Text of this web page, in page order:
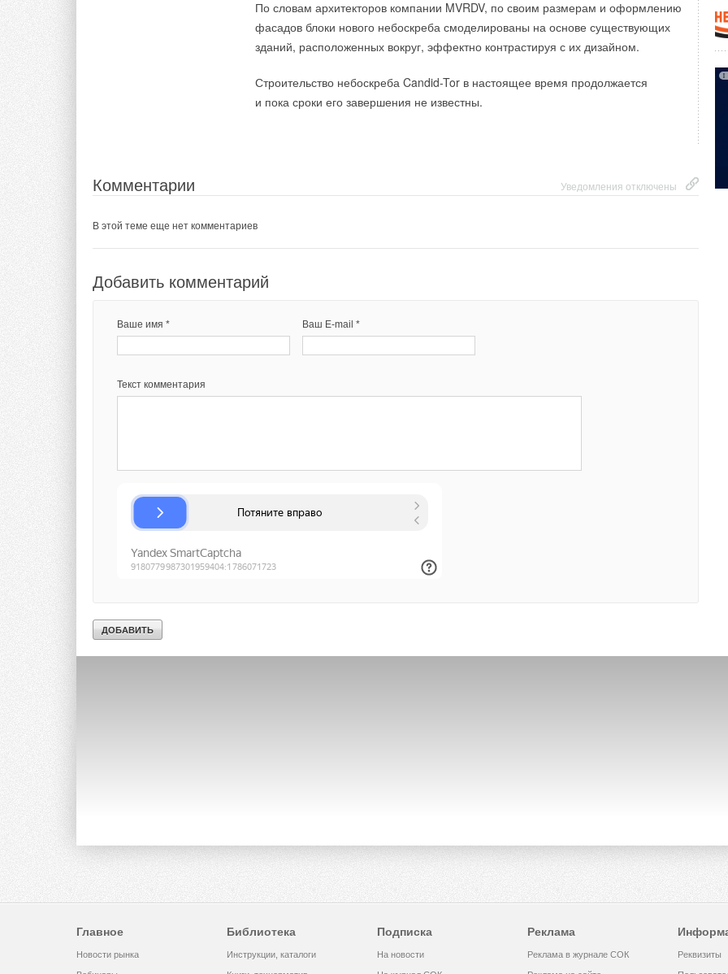
По словам архитекторов компании MVRDV, по своим размерам и оформлению
фасадов блоки нового небоскреба смоделированы на основе существующих
зданий, расположенных вокруг, эффектно контрастируя с их дизайном.
Строительство небоскреба Candid-Tor в настоящее время продолжается
и пока сроки его завершения не известны.
Уведомления отключены
Комментарии
В этой теме еще нет комментариев
Добавить комментарий
Ваше имя * Ваш E-mail *
Текст комментария
Главное
Новости рынка
Библиотека
Инструкции, каталоги
Подписка
На новости
Реклама
Реклама в журнале СОК Реквизиты